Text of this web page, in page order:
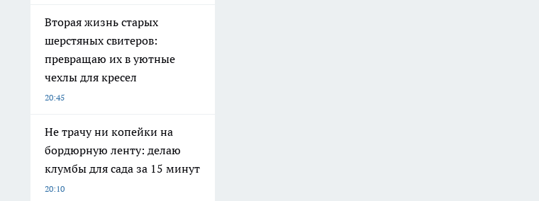
Вторая жизнь старых
шерстяных свитеров:
превращаю их в уютные
чехлы для кресел
20:45
Не трачу ни копейки на
бордюрную ленту: делаю
клумбы для сада за 15 минут
20:10